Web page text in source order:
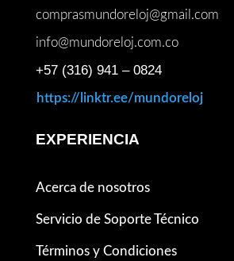
comprasmundoreloj@gmail.com
info@mundoreloj.com.co
+57 (316) 941 – 0824
https://linktr.ee/mundoreloj
EXPERIENCIA
Acerca de nosotros
Servicio de Soporte Técnico
Términos y Condiciones